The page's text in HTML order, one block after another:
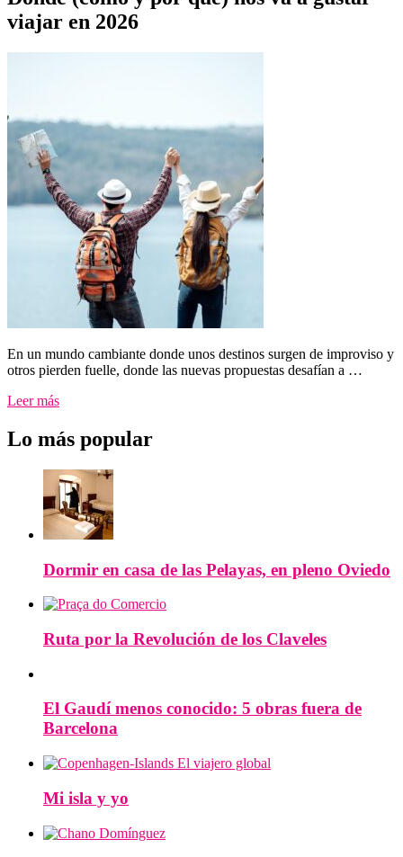
viajar en 2026
En un mundo cambiante donde unos destinos surgen de improviso y
otros pierden fuelle, donde las nuevas propuestas desafían a …
Leer más
Lo más popular
Dormir en casa de las Pelayas, en pleno Oviedo
Ruta por la Revolución de los Claveles
El Gaudí menos conocido: 5 obras fuera de
Barcelona
Mi isla y yo